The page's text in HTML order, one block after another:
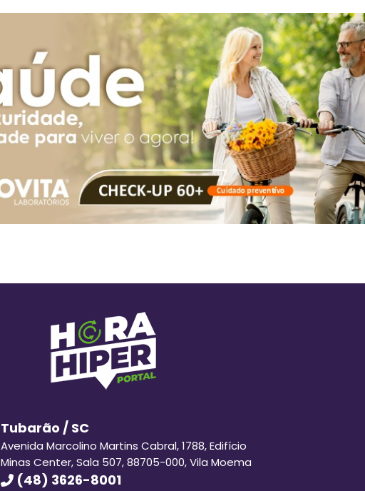
Tubarão / SC
Avenida Marcolino Martins Cabral, 1788, Edifício
Minas Center, Sala 507, 88705-000, Vila Moema
(48) 3626-8001